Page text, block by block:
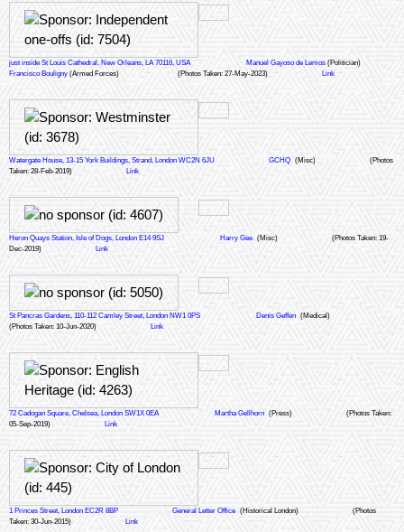
just inside St Louis Cathedral, New Orleans, LA 70116, USA Manuel Gayoso de Lemos (Politician)
Francisco Bouligny (Armed Forces) (Photos Taken: 27-May-2023) Link
Watergate House, 13-15 York Buildings, Strand, London WC2N 6JU GCHQ (Misc)
(Photos
Taken: 28-Feb-2019)
Link
Heron Quays Station, Isle of Dogs, London E14 9SJ Harry Gee (Misc)
(Photos Taken: 19-
Dec-2019)
Link
St Pancras Gardens, 110-112 Camley Street, London NW1 0PS Denis Geffen (Medical)
(Photos Taken: 10-Jun-2020)
Link
72 Cadogan Square, Chelsea, London SW1X 0EA Martha Gellhorn (Press)
(Photos Taken:
05-Sep-2019)
Link
1 Princes Street, London EC2R 8BP General Letter Office (Historical London)
(Photos
Taken: 30-Jun-2015)
Link